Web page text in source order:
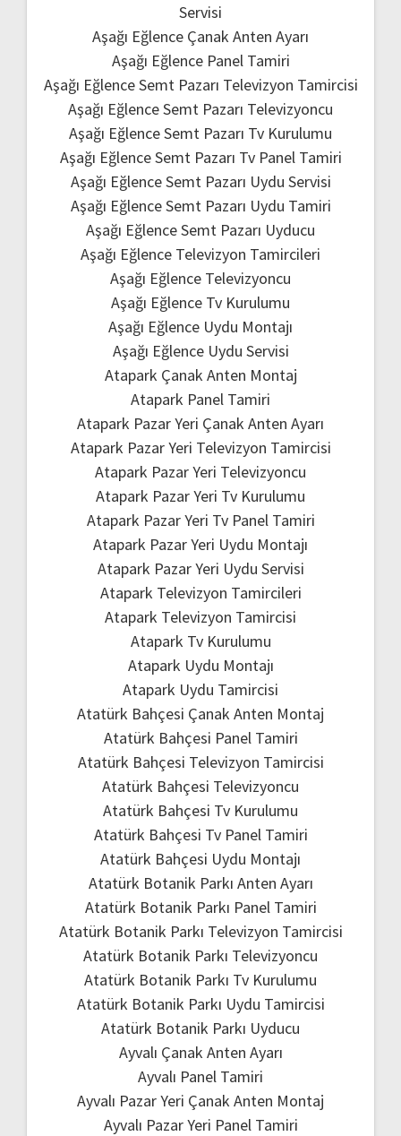
Servisi
Aşağı Eğlence Çanak Anten Ayarı
Aşağı Eğlence Panel Tamiri
Aşağı Eğlence Semt Pazarı Televizyon Tamircisi
Aşağı Eğlence Semt Pazarı Televizyoncu
Aşağı Eğlence Semt Pazarı Tv Kurulumu
Aşağı Eğlence Semt Pazarı Tv Panel Tamiri
Aşağı Eğlence Semt Pazarı Uydu Servisi
Aşağı Eğlence Semt Pazarı Uydu Tamiri
Aşağı Eğlence Semt Pazarı Uyducu
Aşağı Eğlence Televizyon Tamircileri
Aşağı Eğlence Televizyoncu
Aşağı Eğlence Tv Kurulumu
Aşağı Eğlence Uydu Montajı
Aşağı Eğlence Uydu Servisi
Atapark Çanak Anten Montaj
Atapark Panel Tamiri
Atapark Pazar Yeri Çanak Anten Ayarı
Atapark Pazar Yeri Televizyon Tamircisi
Atapark Pazar Yeri Televizyoncu
Atapark Pazar Yeri Tv Kurulumu
Atapark Pazar Yeri Tv Panel Tamiri
Atapark Pazar Yeri Uydu Montajı
Atapark Pazar Yeri Uydu Servisi
Atapark Televizyon Tamircileri
Atapark Televizyon Tamircisi
Atapark Tv Kurulumu
Atapark Uydu Montajı
Atapark Uydu Tamircisi
Atatürk Bahçesi Çanak Anten Montaj
Atatürk Bahçesi Panel Tamiri
Atatürk Bahçesi Televizyon Tamircisi
Atatürk Bahçesi Televizyoncu
Atatürk Bahçesi Tv Kurulumu
Atatürk Bahçesi Tv Panel Tamiri
Atatürk Bahçesi Uydu Montajı
Atatürk Botanik Parkı Anten Ayarı
Atatürk Botanik Parkı Panel Tamiri
Atatürk Botanik Parkı Televizyon Tamircisi
Atatürk Botanik Parkı Televizyoncu
Atatürk Botanik Parkı Tv Kurulumu
Atatürk Botanik Parkı Uydu Tamircisi
Atatürk Botanik Parkı Uyducu
Ayvalı Çanak Anten Ayarı
Ayvalı Panel Tamiri
Ayvalı Pazar Yeri Çanak Anten Montaj
Ayvalı Pazar Yeri Panel Tamiri